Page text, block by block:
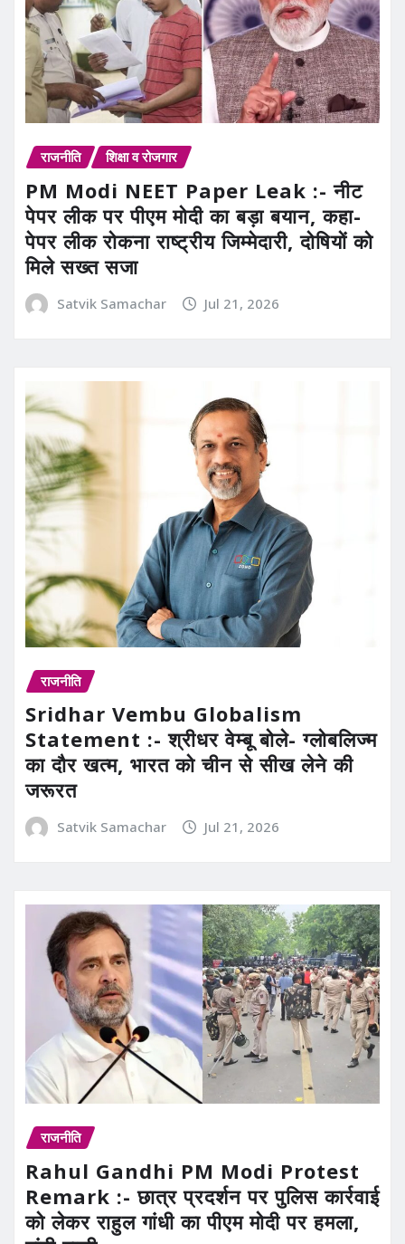
राजनीति शिक्षा व रोजगार
PM Modi NEET Paper Leak :- नीट
पेपर लीक पर पीएम मोदी का बड़ा बयान, कहा-
पेपर लीक रोकना राष्ट्रीय जिम्मेदारी, दोषियों को
मिले सख्त सजा
Satvik Samachar Jul 21, 2026
राजनीति
Sridhar Vembu Globalism
Statement :- श्रीधर वेम्बू बोले- ग्लोबलिज्म
का दौर खत्म, भारत को चीन से सीख लेने की
जरूरत
Satvik Samachar Jul 21, 2026
राजनीति
Rahul Gandhi PM Modi Protest
Remark :- छात्र प्रदर्शन पर पुलिस कार्रवाई
को लेकर राहुल गांधी का पीएम मोदी पर हमला,